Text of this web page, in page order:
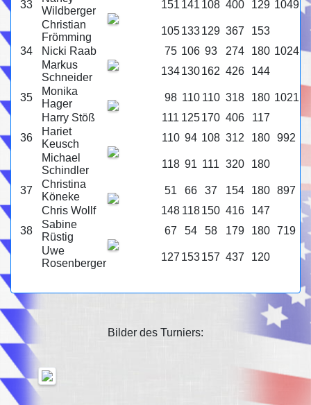
33
Wildberger
151141108 400 129 1049
Christian
Frömming
105133129 367
153
34
Nicki Raab 75 106 93 274 180 1024
Markus
Schneider
134130162 426 144
35
Monika
Hager
98 110 110 318 180 1021
Harry Stöß
111 125170 406
117
36
Hariet
Keusch
110 94 108 312 180 992
Michael
Schindler
118 91 111 320 180
37
Christina
Köneke
51 66 37 154 180 897
Chris Wollf
148 118 150 416
147
38
Sabine
Rüstig
67 54 58 179 180
719
Uwe
Rosenberger
127 153157 437 120
Bilder des Turniers: